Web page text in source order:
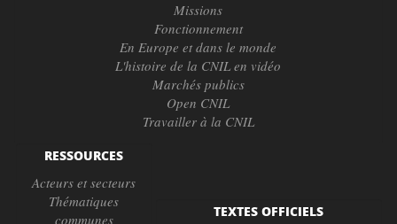
Missions
Fonctionnement
En Europe et dans le monde
L'histoire de la CNIL en vidéo
Marchés publics
Open CNIL
Travailler à la CNIL
RESSOURCES
Acteurs et secteurs
Thématiques
communes
TEXTES OFFICIELS